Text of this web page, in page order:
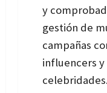
y
gestión de
campañas
influencers y
celebridades.